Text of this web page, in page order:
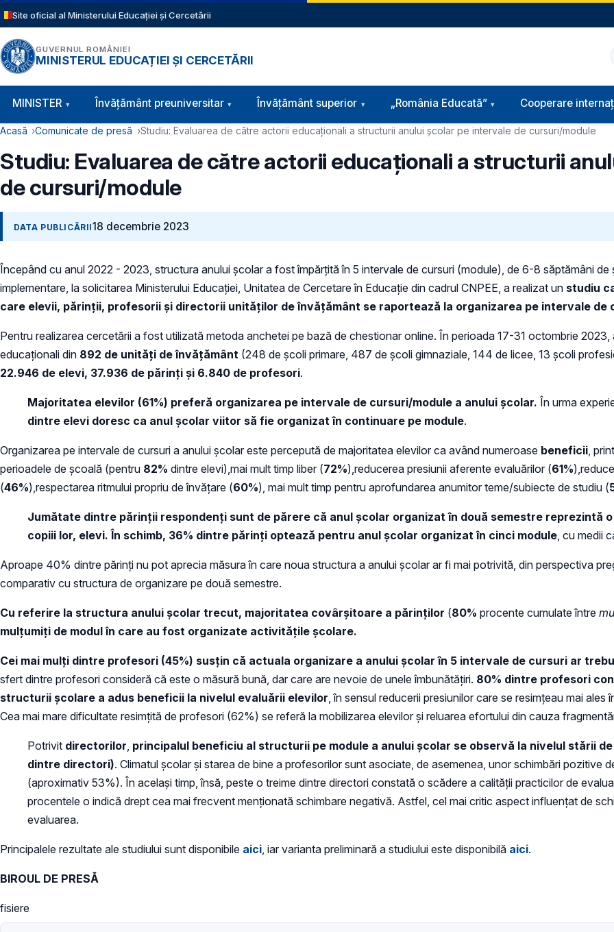
Sari la conținutul principal
Site oficial al Ministerului Educației și Cercetării
GUVERNUL ROMÂNIEI
MINISTERUL EDUCAȚIEI ȘI CERCETĂRII
Navigație principală
MINISTER Învăţământ preuniversitar Învățământ superior „România Educată” Cooperare
Cale de navigare
Acasă Comunicate de presă Studiu: Evaluarea de către actorii educaționali a structurii anului școlar pe intervale de cursuri/module
Studiu: Evaluarea de către actorii educaționali a structurii
de cursuri/module
DATA PUBLICĂRII18 decembrie 2023
Începând cu anul 2022 - 2023, structura anului școlar a fost împărțită în 5 intervale de cursuri (module), de 6-8 săptămâni de
implementare, la solicitarea Ministerului Educației, Unitatea de Cercetare în Educație din cadrul CNPEE, a realizat un studiu
care elevii, părinții, profesorii și directorii unităților de învățământ se raportează la organizarea pe intervale de
Pentru realizarea cercetării a fost utilizată metoda anchetei pe bază de chestionar online. În perioada 17-31 octombrie
educaționali din 892 de unități de învățământ (248 de școli primare, 487 de școli gimnaziale, 144 de licee, 13 școli
22.946 de elevi, 37.936 de părinți și 6.840 de profesori.
Majoritatea elevilor (61%) preferă organizarea pe intervale de cursuri/module a anului școlar. În urma
dintre elevi doresc ca anul școlar viitor să fie organizat în continuare pe module.
Organizarea pe intervale de cursuri a anului școlar este percepută de majoritatea elevilor ca având numeroase beneficii,
perioadele de școală (pentru 82% dintre elevi),mai mult timp liber (72%),reducerea presiunii aferente evaluărilor (61%
(46%),respectarea ritmului propriu de învățare (60%), mai mult timp pentru aprofundarea anumitor teme/subiecte de studiu (
Jumătate dintre părinții respondenți sunt de părere că anul școlar organizat în două semestre reprezintă
copiii lor, elevi. În schimb, 36% dintre părinți optează pentru anul școlar organizat în cinci module, cu medii
Aproape 40% dintre părinți nu pot aprecia măsura în care noua structura a anului școlar ar fi mai potrivită, din perspectiva
comparativ cu structura de organizare pe două semestre.
Cu referire la structura anului școlar trecut, majoritatea covârșitoare a părinților (80% procente cumulate între
mulțumiți de modul în care au fost organizate activitățile școlare.
Cei mai mulți dintre profesori (45%) susțin că actuala organizare a anului școlar în 5 intervale de cursuri ar
sfert dintre profesori consideră că este o măsură bună, dar care are nevoie de unele îmbunătățiri. 80% dintre profesori
structurii școlare a adus beneficii la nivelul evaluării elevilor, în sensul reducerii presiunilor care se resimțeau mai ales
Cea mai mare dificultate resimțită de profesori (62%) se referă la mobilizarea elevilor și reluarea efortului din cauza
Potrivit directorilor, principalul beneficiu al structurii pe module a anului școlar se observă la nivelul stării
dintre directori). Climatul școlar și starea de bine a profesorilor sunt asociate, de asemenea, unor schimbări pozitive
(aproximativ 53%). În același timp, însă, peste o treime dintre directori constată o scădere a calității practicilor de
procentele o indică drept cea mai frecvent menționată schimbare negativă. Astfel, cel mai critic aspect influențat de
evaluarea.
Principalele rezultate ale studiului sunt disponibile aici, iar varianta preliminară a studiului este disponibilă aici.
BIROUL DE PRESĂ
fisiere